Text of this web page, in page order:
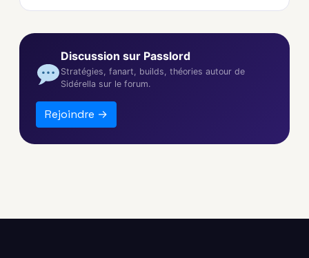
Discussion sur Passlord
Stratégies, fanart, builds, théories autour de
Sidérella sur le forum.
Rejoindre →